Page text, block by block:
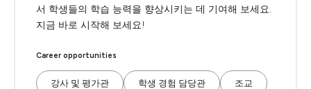
서 학생들의 학습 능력을 향상시키는 데 기여해 보세요.
지금 바로 시작해 보세요!
Career opportunities
강사 및 평가관 학생 경험 담당관 조교